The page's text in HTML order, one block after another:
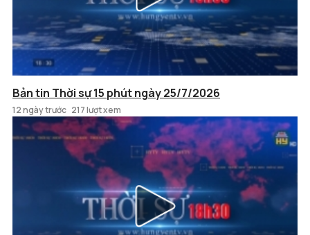
Bản tin Thời sự 15 phút ngày 25/7/2026
12 ngày trước 217 lượt xem